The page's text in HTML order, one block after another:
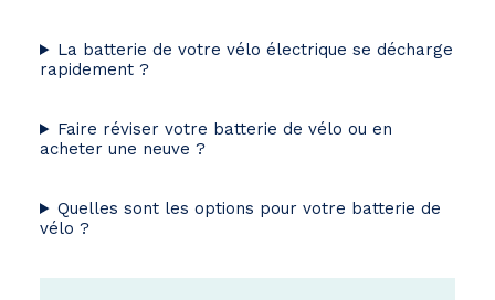
La batterie de votre vélo électrique se décharge
rapidement ?
Faire réviser votre batterie de vélo ou en
acheter une neuve ?
Quelles sont les options pour votre batterie de
vélo ?